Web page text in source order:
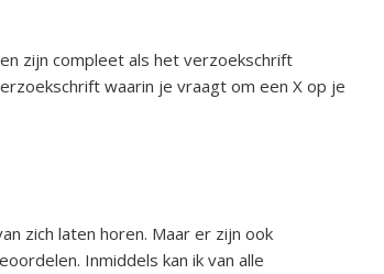
zijn compleet als het verzoekschrift
waarin je vraagt om een X op je
zich laten horen. Maar er zijn ook
Inmiddels kan ik van alle